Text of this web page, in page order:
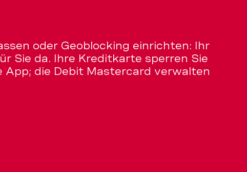
oder Geoblocking einrichten: Ihr
Sie da. Ihre Kreditkarte sperren Sie
App; die Debit Mastercard verwalten